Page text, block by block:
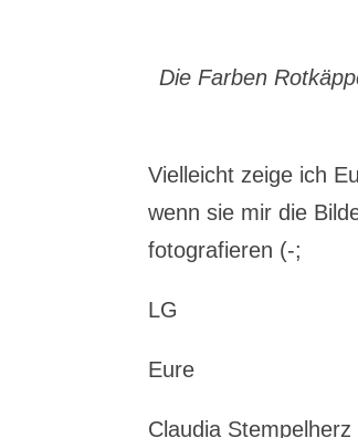
Die Farben
Vielleicht zeige ich
wenn sie mir die
fotografieren (-;
LG
Eure
Claudia Stempelherz